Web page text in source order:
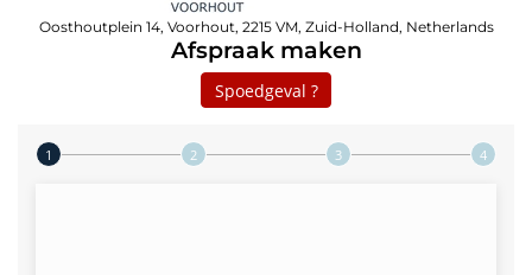
Oosthoutplein 14, Voorhout, 2215 VM, Zuid-Holland, Netherlands
Afspraak maken
Spoedgeval ?
Step 1 of 4